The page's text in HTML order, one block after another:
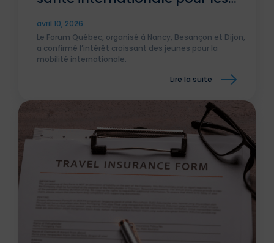
avril 10, 2026
Le Forum Québec, organisé à Nancy, Besançon et Dijon,
a confirmé l’intérêt croissant des jeunes pour la
mobilité internationale.
Lire la suite